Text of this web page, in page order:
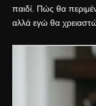
παιδί. Πώς θα
αλλά εγώ θα χρειαστώ